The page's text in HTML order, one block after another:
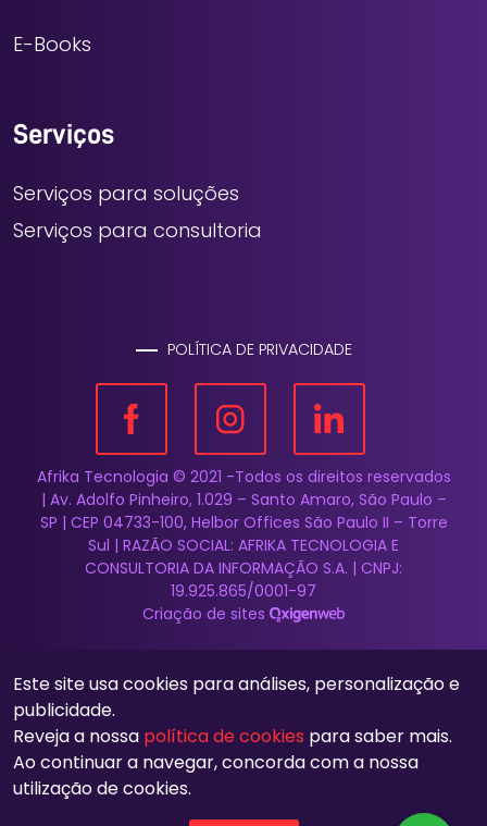
E-Books
Serviços
Serviços para soluções
Serviços para consultoria
POLÍTICA DE PRIVACIDADE
Afrika Tecnologia © 2021 -Todos os direitos reservados
| Av. Adolfo Pinheiro, 1.029 – Santo Amaro, São Paulo –
SP | CEP 04733-100, Helbor Offices São Paulo II – Torre
Sul | RAZÃO SOCIAL: AFRIKA TECNOLOGIA E
CONSULTORIA DA INFORMAÇÃO S.A. | CNPJ:
19.925.865/0001-97
Criação de sites
Este site usa cookies para análises, personalização e
publicidade.
Reveja a nossa política de cookies para saber mais.
Ao continuar a navegar, concorda com a nossa
utilização de cookies.